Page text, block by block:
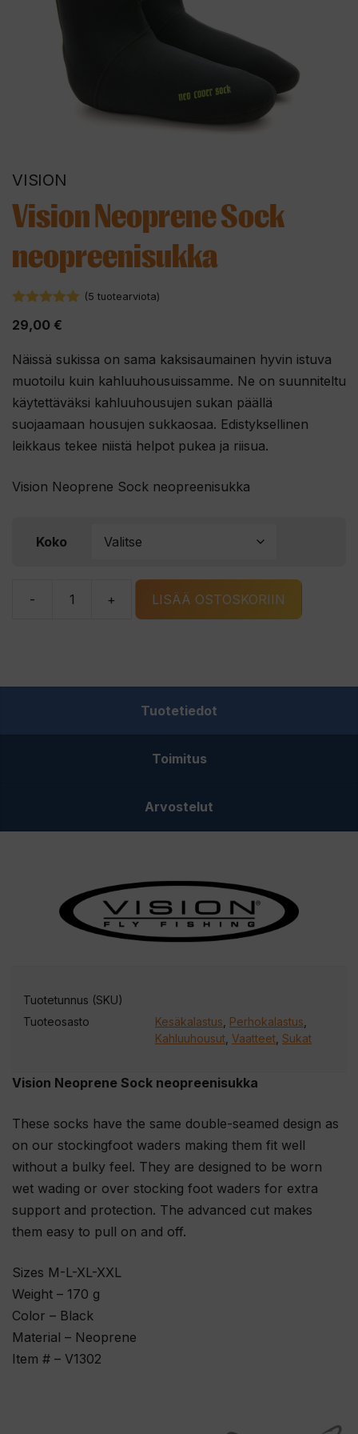
VISION
Vision Neoprene Sock
neopreenisukka
(5 tuotearviota)
29,00 €
Näissä sukissa on sama kaksisaumainen hyvin istuva
muotoilu kuin kahluuhousuissamme. Ne on suunniteltu
käytettäväksi kahluuhousujen sukan päällä
suojaamaan housujen sukkaosaa. Edistyksellinen
leikkaus tekee niistä helpot pukea ja riisua.
Vision Neoprene Sock neopreenisukka
Koko
-
Vision
+ LISÄÄ OSTOSKORIIN
Tuotetiedot
Toimitus
Arvostelut
Vision Neoprene Sock neopreenisukka
These socks have the same double-seamed design as
on our stockingfoot waders making them fit well
without a bulky feel. They are designed to be worn
wet wading or over stocking foot waders for extra
support and protection. The advanced cut makes
them easy to pull on and off.
Sizes M-L-XL-XXL
Weight – 170 g
Color – Black
Material – Neoprene
Item # – V1302
Tuotetunnus (SKU)
Tuoteosasto
Kesäkalastus, Perhokalastus,
Kahluuhousut, Vaatteet, Sukat